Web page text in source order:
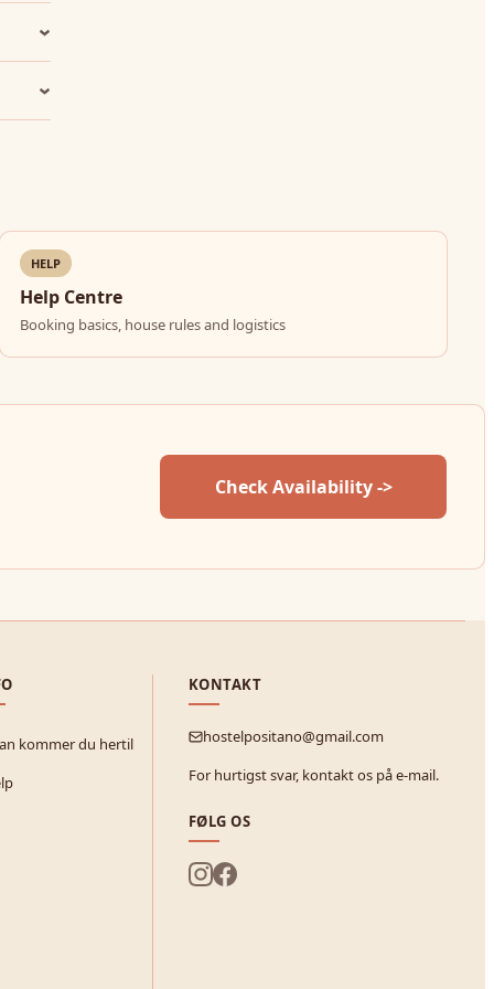
HELP
Help Centre
Booking basics, house rules and logistics
Check Availability ->
kommer du hertil
KONTAKT
hostelpositano@gmail.com
For hurtigst svar, kontakt os på e-mail.
FØLG OS